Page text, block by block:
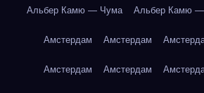
Альбер Камю — Чума Альбер Камю
Амстердам Амстердам
Амстердам Амстердам